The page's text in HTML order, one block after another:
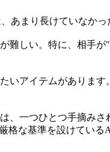
あまり長けていなかっ
難しい。特に、相手
いアイテムがありま
、一つひとつ手摘み
な基準を設けてい